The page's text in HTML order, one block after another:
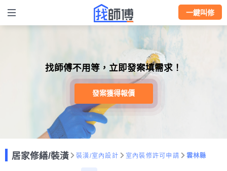
一鍵叫修
找師傅不用等，立即發案填需求！
發案獲得報價
居家修繕/裝潢 裝潢/室內設計 室內裝修許可申請 雲林縣